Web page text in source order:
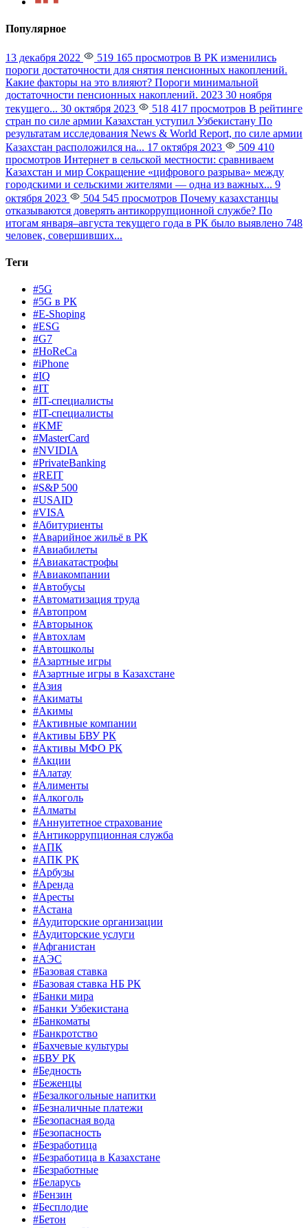
Популярное
13 декабря 2022 519 165 просмотров В РК изменились
пороги достаточности для снятия пенсионных накоплений.
Какие факторы на это влияют? Пороги минимальной
достаточности пенсионных накоплений. 2023 30 ноября
текущего... 30 октября 2023 518 417 просмотров В рейтинге
стран по силе армии Казахстан уступил Узбекистану По
результатам исследования News & World Report, по силе армии
Казахстан расположился на... 17 октября 2023
509 410
просмотров Интернет в сельской местности: сравниваем
Казахстан и мир Сокращение «цифрового разрыва» между
городскими и сельскими жителями — одна из важных... 9
октября 2023
504 545 просмотров Почему казахстанцы
отказываются доверять антикоррупционной службе? По
итогам января–августа текущего года в РК было выявлено 748
человек, совершивших...
Теги
#5G
#5G в РК
#E-Shoping
#ESG
#G7
#HoReCa
#iPhone
#IQ
#IT
#IT-специалисты
#IT-специалисты
#KMF
#MasterCard
#NVIDIA
#PrivateBanking
#REIT
#S&P 500
#USAID
#VISA
#Абитуриенты
#Аварийное жильё в РК
#Авиабилеты
#Авиакатастрофы
#Авиакомпании
#Автобусы
#Автоматизация труда
#Автопром
#Авторынок
#Автохлам
#Автошколы
#Азартные игры
#Азартные игры в Казахстане
#Азия
#Акиматы
#Акимы
#Активные компании
#Активы БВУ РК
#Активы МФО РК
#Акции
#Алатау
#Алименты
#Алкоголь
#Алматы
#Аннуитетное страхование
#Антикоррупционная служба
#АПК
#АПК РК
#Арбузы
#Аренда
#Аресты
#Астана
#Аудиторские организации
#Аудиторские услуги
#Афганистан
#АЭС
#Базовая ставка
#Базовая ставка НБ РК
#Банки мира
#Банки Узбекистана
#Банкоматы
#Банкротство
#Бахчевые культуры
#БВУ РК
#Бедность
#Беженцы
#Безалкогольные напитки
#Безналичные платежи
#Безопасная вода
#Безопасность
#Безработица
#Безработица в Казахстане
#Безработные
#Беларусь
#Бензин
#Бесплодие
#Бетон